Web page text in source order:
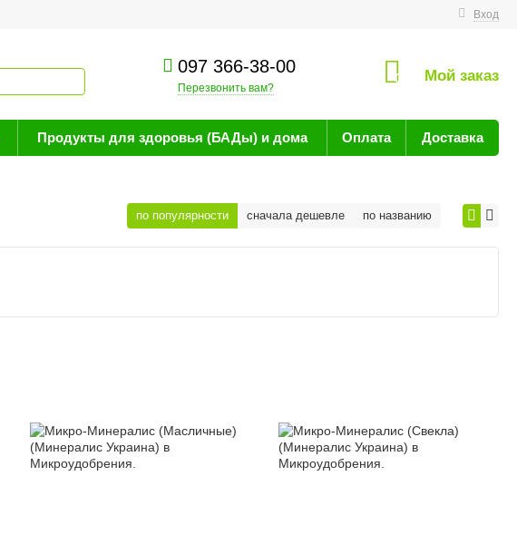
Вход
097 366-38-00
Перезвонить вам?
0 Мой заказ
Продукты для здоровья (БАДы) и дома Оплата Доставка
по популярности сначала дешевле по названию